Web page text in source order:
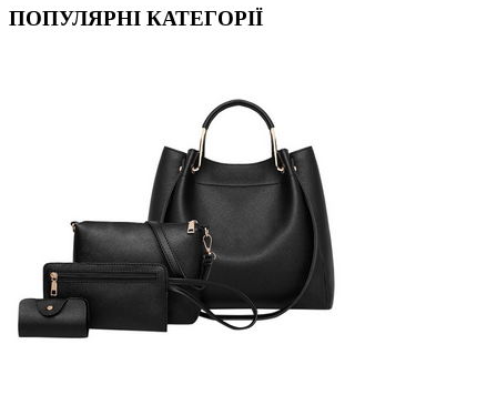
ПОПУЛЯРНІ КАТЕГОРІЇ